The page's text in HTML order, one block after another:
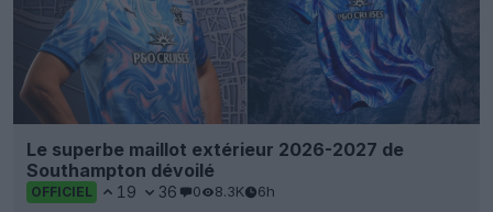
Le superbe maillot extérieur 2026-2027 de
Southampton dévoilé
OFFICIEL 19 36 0 8.3K 6h